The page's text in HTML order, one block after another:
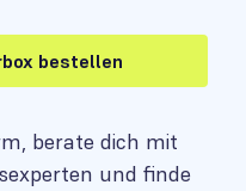
berate dich mit
und finde
bestellen